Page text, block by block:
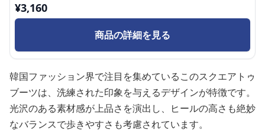
¥3,160
商品の詳細を見る
韓国ファッション界で注目を集めているこのスクエアトゥ
ブーツは、洗練された印象を与えるデザインが特徴です。
光沢のある素材感が上品さを演出し、ヒールの高さも絶妙
なバランスで歩きやすさも考慮されています。